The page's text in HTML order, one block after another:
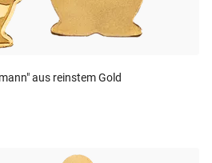
aus reinstem Gold